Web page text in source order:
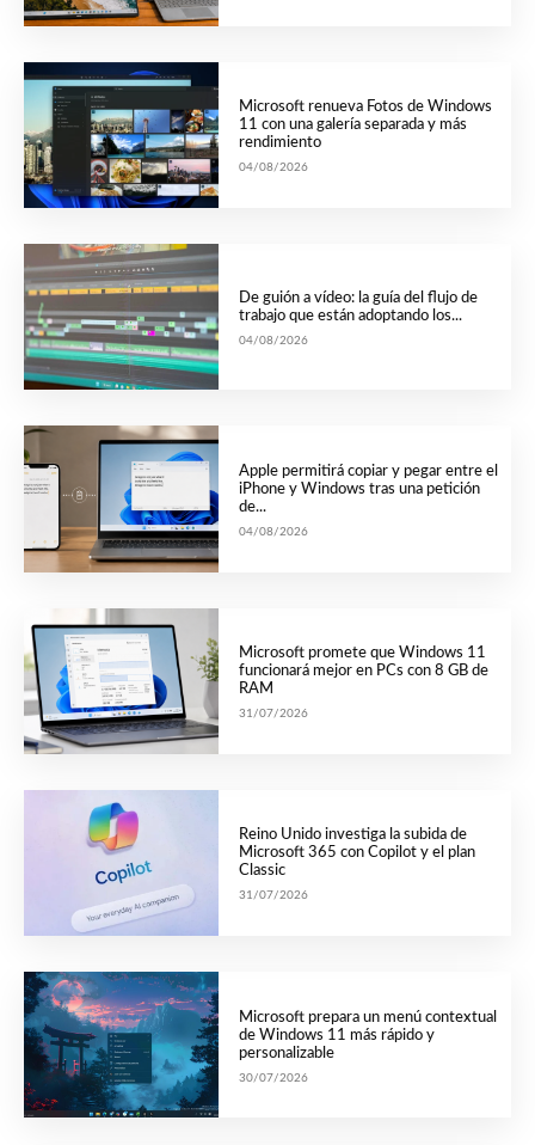
Microsoft renueva Fotos de Windows
11 con una galería separada y más
rendimiento
04/08/2026
De guión a vídeo: la guía del flujo de
trabajo que están adoptando los...
04/08/2026
Apple permitirá copiar y pegar entre el
iPhone y Windows tras una petición
de...
04/08/2026
Microsoft promete que Windows 11
funcionará mejor en PCs con 8 GB de
RAM
31/07/2026
Reino Unido investiga la subida de
Microsoft 365 con Copilot y el plan
Classic
31/07/2026
Microsoft prepara un menú contextual
de Windows 11 más rápido y
personalizable
30/07/2026